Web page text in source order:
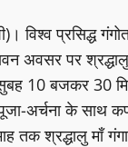
विश्व प्रसिद्ध
अवसर पर
10 बजकर 30
अर्चना के साथ
तक श्रद्धालु माँ